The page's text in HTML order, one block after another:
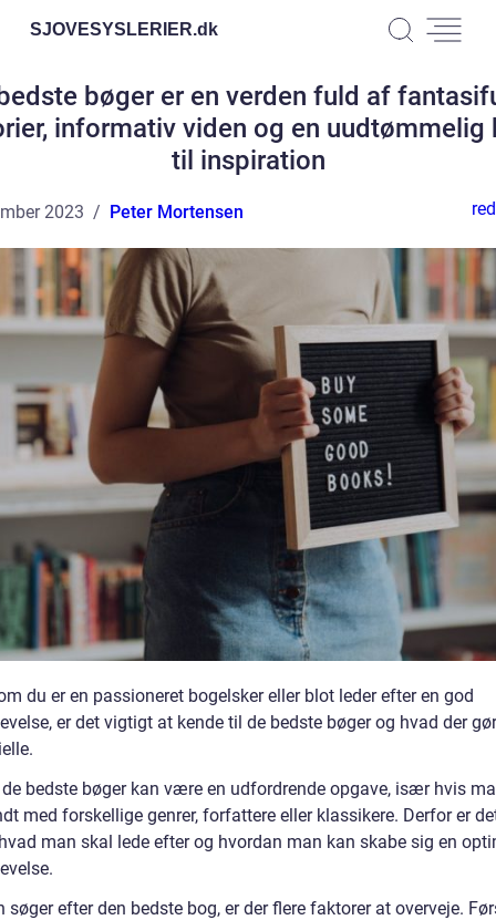
SJOVESYSLERIER.dk
bøger er en verden fuld af
informativ viden og en uudtømmelig
til inspiration
2023 Peter Mortensen
du er en passioneret bogelsker eller blot leder efter en god
er det vigtigt at kende til de bedste bøger og hvad der
bedste bøger kan være en udfordrende opgave, især hvis
med forskellige genrer, forfattere eller klassikere. Derfor er
man skal lede efter og hvordan man kan skabe sig en
søger efter den bedste bog, er der flere faktorer at overveje.